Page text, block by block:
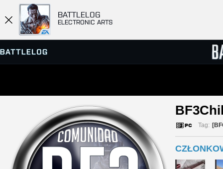
BATTLELOG
ELECTRONIC ARTS
PRZEGLĄDARKA SERWERÓW
GRY
Tag: